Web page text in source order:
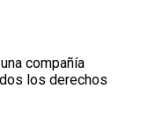
compañía
los derechos